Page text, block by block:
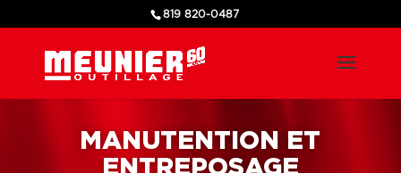
819 820-0487
MANUTENTION ET